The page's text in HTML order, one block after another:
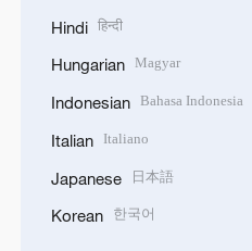
Hindi हिन्दी
Hungarian Magyar
Indonesian Bahasa Indonesia
Italian Italiano
Japanese 日本語
Korean 한국어